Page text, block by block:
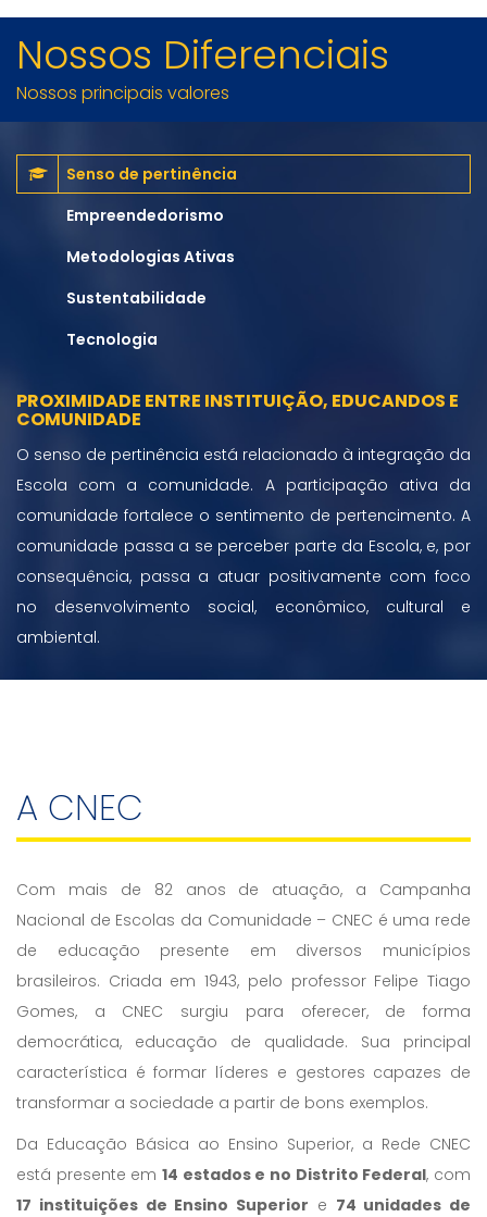
Nossos Diferenciais
Nossos principais valores
Senso de pertinência
Empreendedorismo
Metodologias Ativas
Sustentabilidade
Tecnologia
PROXIMIDADE ENTRE INSTITUIÇÃO, EDUCANDOS E
COMUNIDADE
O senso de pertinência está relacionado à integração da
Escola com a comunidade. A participação ativa da
comunidade fortalece o sentimento de pertencimento. A
comunidade passa a se perceber parte da Escola, e, por
consequência, passa a atuar positivamente com foco
no desenvolvimento social, econômico, cultural e
ambiental.
A CNEC
Com mais de 82 anos de atuação, a Campanha
Nacional de Escolas da Comunidade – CNEC é uma rede
de educação presente em diversos municípios
brasileiros. Criada em 1943, pelo professor Felipe Tiago
Gomes, a CNEC surgiu para oferecer, de forma
democrática, educação de qualidade. Sua principal
característica é formar líderes e gestores capazes de
transformar a sociedade a partir de bons exemplos.
Da Educação Básica ao Ensino Superior, a Rede CNEC
está presente em 14 estados e no Distrito Federal, com
17 instituições de Ensino Superior e 74 unidades de